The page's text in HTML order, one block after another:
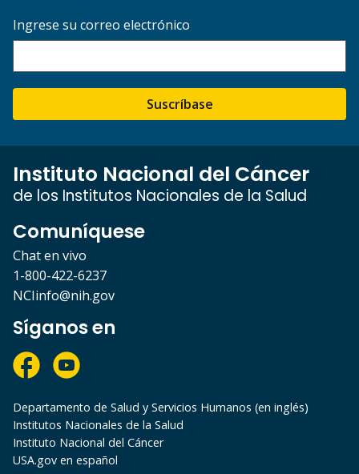
Ingrese su correo electrónico
Suscríbase
Instituto Nacional del Cáncer
de los Institutos Nacionales de la Salud
Comuníquese
Chat en vivo
1-800-422-6237
NCIinfo@nih.gov
Síganos en
Departamento de Salud y Servicios Humanos (en inglés)
Institutos Nacionales de la Salud
Instituto Nacional del Cáncer
USA.gov en español